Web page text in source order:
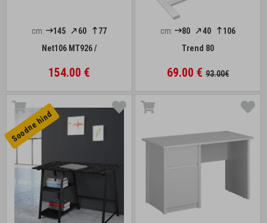
cm: 145 60
77
Net106 MT926 /
154.00 €
cm: 80 40
106
Trend 80
69.00 € 93.00€
Soodne hind